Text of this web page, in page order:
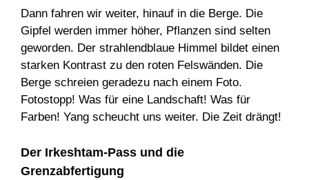
Dann fahren wir weiter, hinauf in die Berge. Die
Gipfel werden immer höher, Pflanzen sind selten
geworden. Der strahlendblaue Himmel bildet einen
starken Kontrast zu den roten Felswänden. Die
Berge schreien geradezu nach einem Foto.
Fotostopp! Was für eine Landschaft! Was für
Farben! Yang scheucht uns weiter. Die Zeit drängt!
Der Irkeshtam-Pass und die
Grenzabfertigung